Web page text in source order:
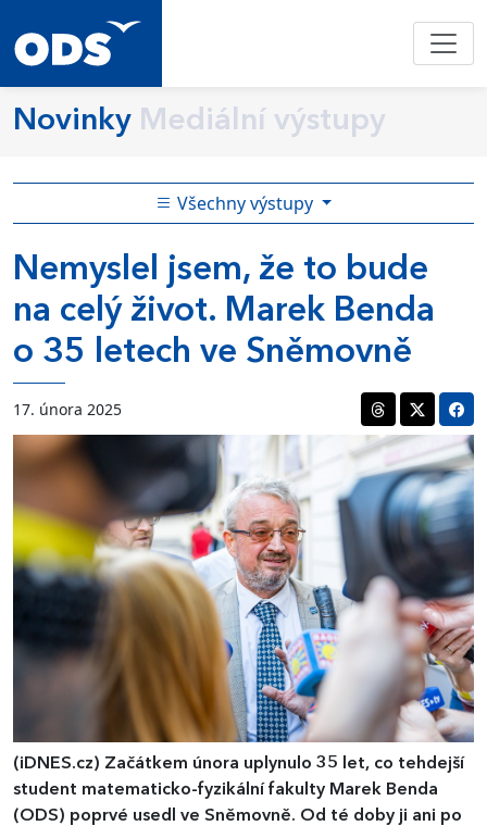
Novinky Mediální výstupy
Všechny výstupy
Nemyslel jsem, že to bude
na celý život. Marek Benda
o 35 letech ve Sněmovně
17. února 2025
(iDNES.cz) Začátkem února uplynulo 35 let, co tehdejší
student matematicko-fyzikální fakulty Marek Benda
(ODS) poprvé usedl ve Sněmovně. Od té doby ji ani po